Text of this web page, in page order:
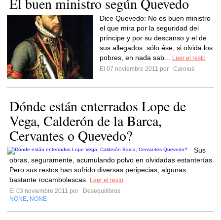
Dice Quevedo: No es buen ministro
el que mira por la seguridad del
príncipe y por su descanso y el de
sus allegados: sólo ése, si olvida los
pobres, en nada sab...
Leer el resto
El 07 noviembre 2011 por
Carolus
Dónde están enterrados Lope de
Vega, Calderón de la Barca,
Cervantes o Quevedo?
Sus
obras, seguramente, acumulando polvo en olvidadas estanterías.
Pero sus restos han sufrido diversas peripecias, algunas
bastante rocambolescas.
Leer el resto
El 03 noviembre 2011 por
Desequilibros
NONE NONE